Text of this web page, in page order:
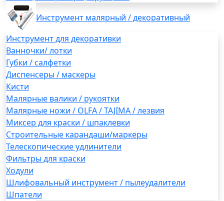
Инструмент малярный / декоративный
Инструмент для декоративки
Ванночки/ лотки
Губки / салфетки
Диспенсеры / маскеры
Кисти
Малярные валики / рукоятки
Малярные ножи / OLFA / TAJIMA / лезвия
Миксер для краски / шпаклевки
Строительные карандаши/маркеры
Телескопические удлинители
Фильтры для краски
Ходули
Шлифовальный инструмент / пылеудалители
Шпатели